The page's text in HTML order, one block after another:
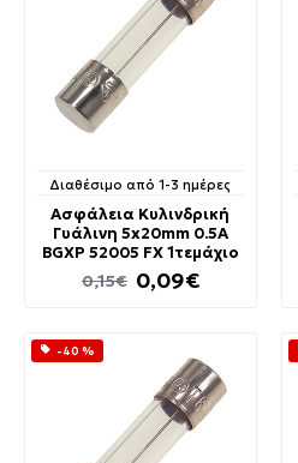
Διαθέσιμο από 1-3 ημέρες
Ασφάλεια Κυλινδρική
Γυάλινη 5x20mm 0.5A
BGXP 52005 FX 1τεμάχιο
0,09€
0,15€
-40 %